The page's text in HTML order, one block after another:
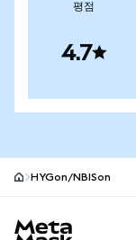
평점
4.7
HYGon/NBISon